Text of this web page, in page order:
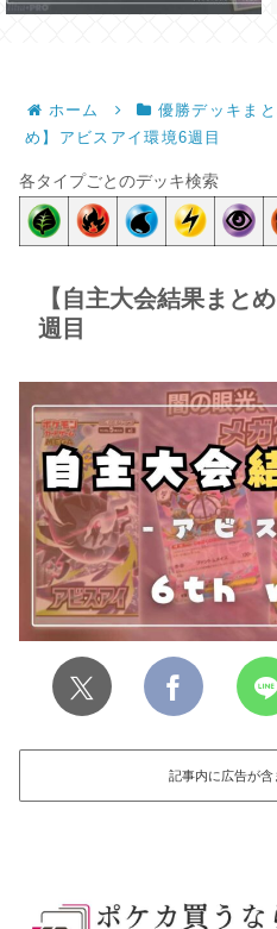
ホーム 優勝デッキま
め】アビスアイ環境6週目
各タイプごとのデッキ検索
【自主大会結果まと
週目
記事内に広告が含